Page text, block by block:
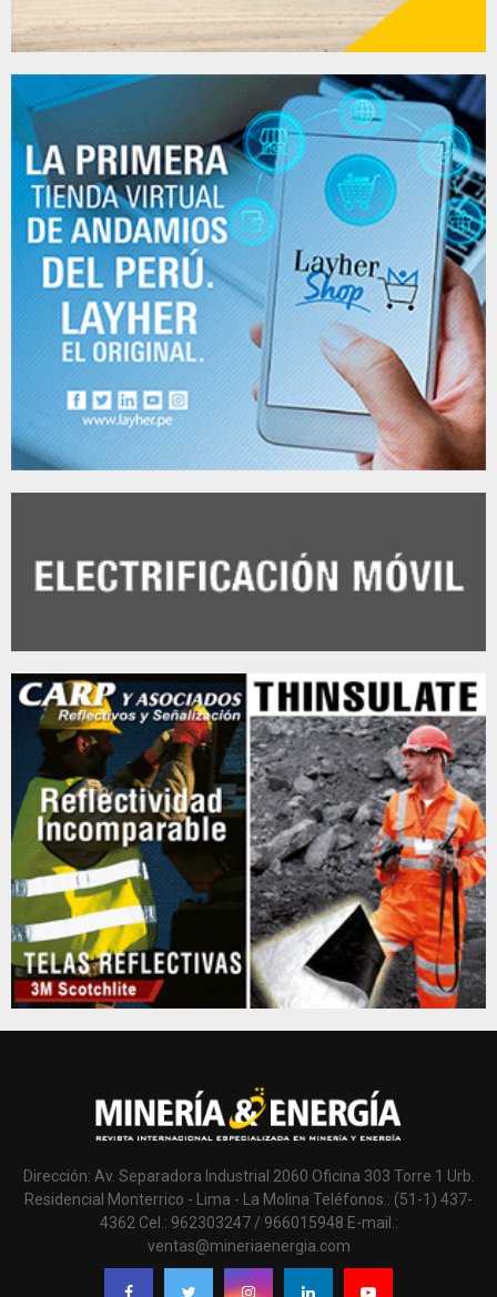
Dirección: Av. Separadora Industrial 2060 Oficina 303 Torre 1 Urb.
Residencial Monterrico - Lima - La Molina Teléfonos.: (51-1) 437-
4362 Cel.: 962303247 / 966015948 E-mail.:
ventas@mineriaenergia.com